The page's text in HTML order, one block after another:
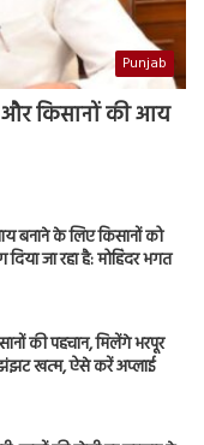
Punjab
और किसानों की आय
बनाने के लिए किसानों को
जा रहा है: मोहिंदर भगत
की पहचान, मिलेंगे भरपूर
झंझट खत्म, ऐसे करें अप्लाई